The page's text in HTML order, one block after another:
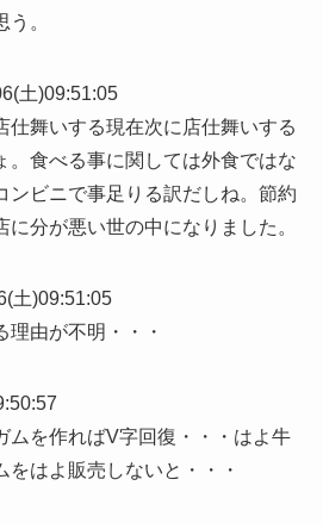
。
土)09:51:05
仕舞いする現在次に店仕舞いする
。食べる事に関しては外食ではな
ンビニで事足りる訳だしね。節約
分が悪い世の中になりました。
土)09:51:05
理由が不明・・・
ムを作ればV字回復・・・はよ牛
はよ販売しないと・・・